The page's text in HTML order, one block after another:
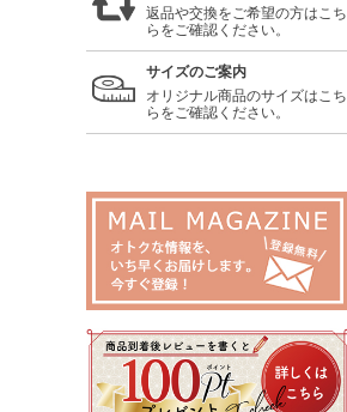
返品や交換をご希望の方はこち
らをご確認ください。
サイズのご案内
オリジナル商品のサイズはこち
らをご確認ください。